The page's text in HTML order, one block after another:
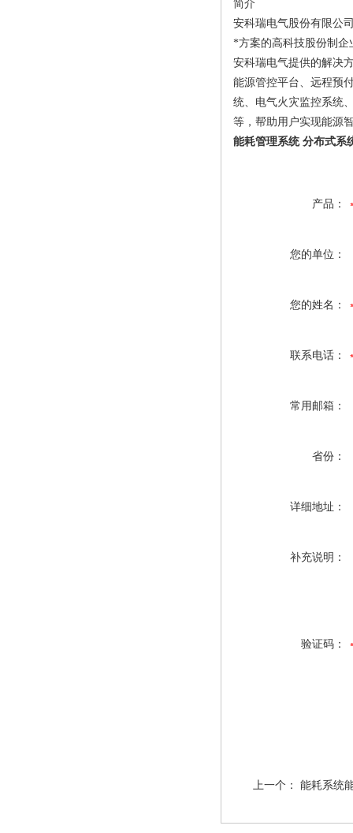
简介
安科瑞电气股份有限公
*方案的高科技股份制企
安科瑞电气提供的解决
能源管控平台、远程预
统、电气火灾监控系统
等，帮助用户实现能源
能耗管理系统 分布式系
产品：
您的单位：
您的姓名：
联系电话：
常用邮箱：
省份：
详细地址：
补充说明：
验证码：
上一个： 能耗系统